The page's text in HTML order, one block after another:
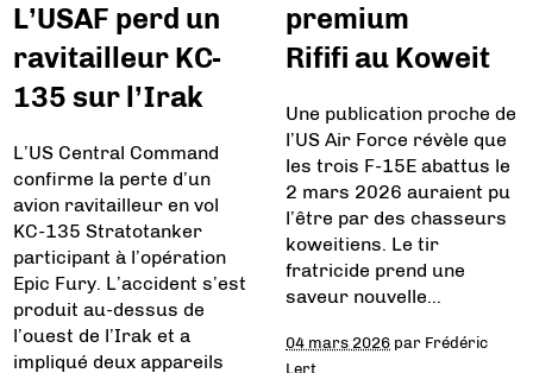
L’USAF perd un
ravitailleur KC-
135 sur l’Irak
L’US Central Command
confirme la perte d’un
avion ravitailleur en vol
KC-135 Stratotanker
participant à l’opération
Epic Fury. L’accident s’est
produit au-dessus de
l’ouest de l’Irak et a
impliqué deux appareils
premium
Rififi au Koweit
Une publication proche de
l’US Air Force révèle que
les trois F-15E abattus le
2 mars 2026 auraient pu
l’être par des chasseurs
koweitiens. Le tir
fratricide prend une
saveur nouvelle…
04 mars 2026 par Frédéric
Lert